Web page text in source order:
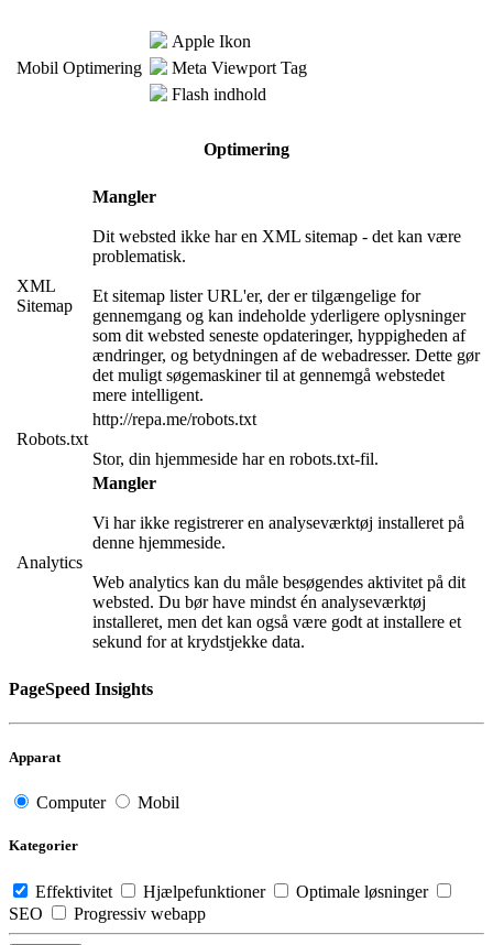
Mobil Optimering
Apple Ikon
Meta Viewport Tag
Flash indhold
Optimering
XML
Sitemap
Mangler
Dit websted ikke har en XML sitemap - det kan være
problematisk.
Et sitemap lister URL'er, der er tilgængelige for
gennemgang og kan indeholde yderligere oplysninger
som dit websted seneste opdateringer, hyppigheden af
ændringer, og betydningen af de webadresser. Dette gør
det muligt søgemaskiner til at gennemgå webstedet
mere intelligent.
Robots.txt
http://repa.me/robots.txt
Stor, din hjemmeside har en robots.txt-fil.
Analytics
Mangler
Vi har ikke registrerer en analyseværktøj installeret på
denne hjemmeside.
Web analytics kan du måle besøgendes aktivitet på dit
websted. Du bør have mindst én analyseværktøj
installeret, men det kan også være godt at installere et
sekund for at krydstjekke data.
PageSpeed Insights
Apparat
Computer Mobil
Kategorier
Effektivitet Hjælpefunktioner
Optimale løsninger
SEO
Progressiv webapp